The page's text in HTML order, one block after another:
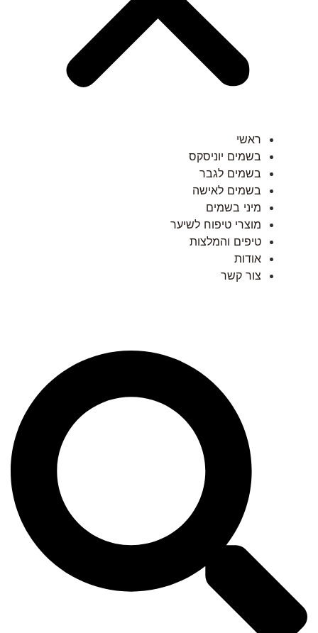
ראשי
בשמים יוניסקס
בשמים לגבר
בשמים לאישה
מיני בשמים
מוצרי טיפוח לשיער
טיפים והמלצות
אודות
צור קשר